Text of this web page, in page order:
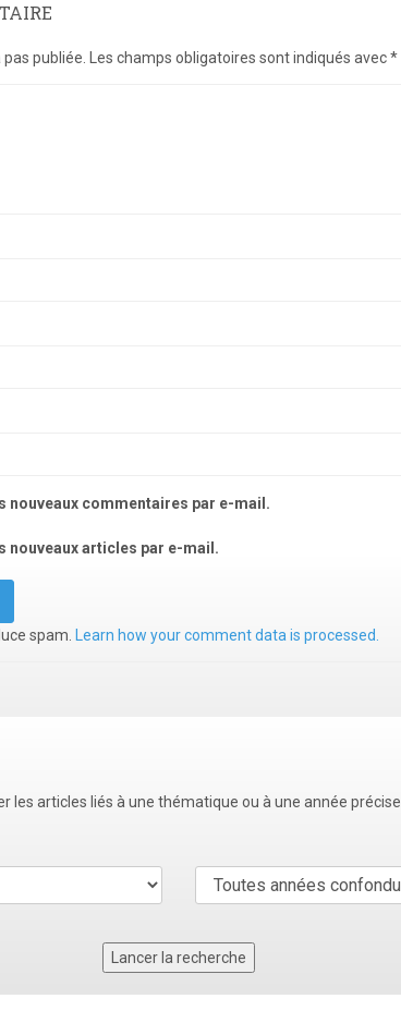
publiée. Les champs obligatoires sont indiqués avec*
nouveaux commentaires par e-mail.
nouveaux articles par e-mail.
spam. Learn how your comment data is processed.
les articles liés à une thématique ou à une année précise.